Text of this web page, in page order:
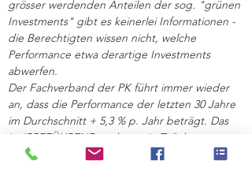
grösser werdenden Anteilen der sog. "grünen
Investments" gibt es keinerlei Informationen -
die Berechtigten wissen nicht, welche
Performance etwa derartige Investments
abwerfen.
Der Fachverband der PK führt immer wieder
an, dass die Performance der letzten 30 Jahre
im Durchschnitt + 5,3 % p. Jahr beträgt. Das
ist IRREFÜHREND und nur ein Teil der
Wahrheit - wie bei den Fonds bleibt auch hier